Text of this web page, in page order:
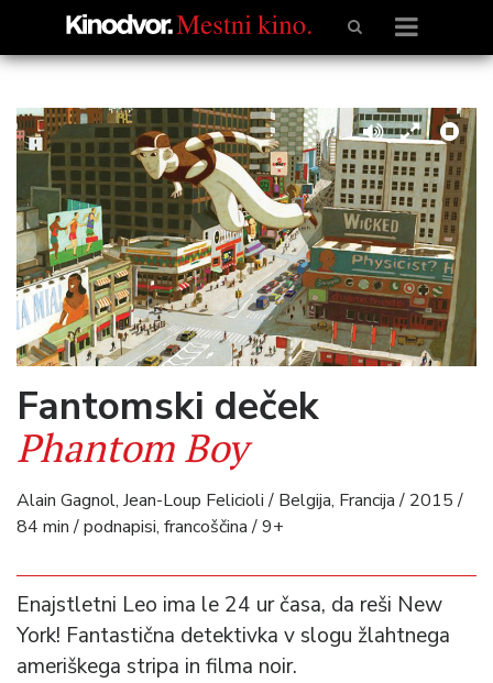
Fantomski deček
Phantom Boy
Alain Gagnol, Jean-Loup Felicioli / Belgija, Francija / 2015 /
84 min / podnapisi, francoščina / 9+
Enajstletni Leo ima le 24 ur časa, da reši New
York! Fantastična detektivka v slogu žlahtnega
ameriškega stripa in filma noir.